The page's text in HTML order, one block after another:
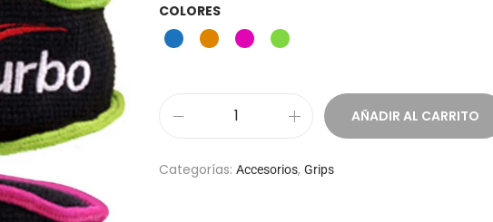
COLORES
AÑADIR AL CARRITO
Categorías: Accesorios, Grips